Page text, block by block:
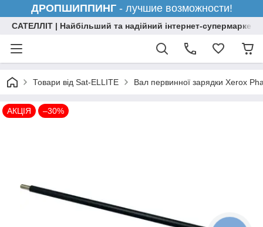
ДРОПШИППИНГ- лучшие возможности!
САТЕЛЛІТ | Найбільший та надійний інтернет-супермаркет
Товари від Sat-ELLITE Вал первинної зарядки Xerox
АКЦІЯ –30%